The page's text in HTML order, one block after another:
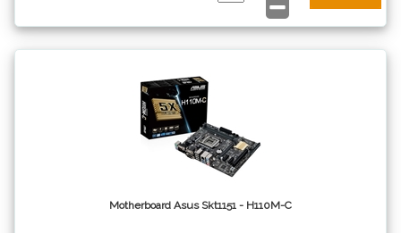
Motherboard Asus Skt1151 - H110M-C